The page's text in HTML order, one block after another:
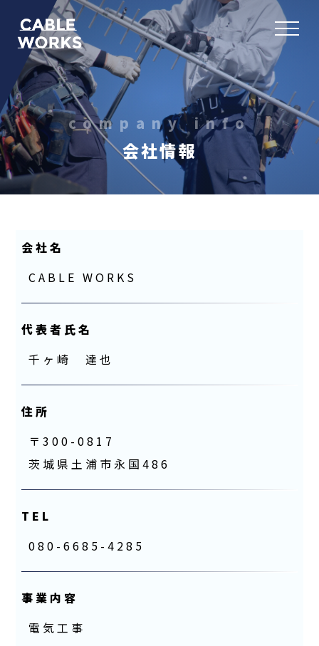
会社情報
company info
会社名
CABLE WORKS
代表者氏名
千ヶ崎 達也
住所
〒300-0817
茨城県土浦市永国486
TEL
080-6685-4285
事業内容
電気工事